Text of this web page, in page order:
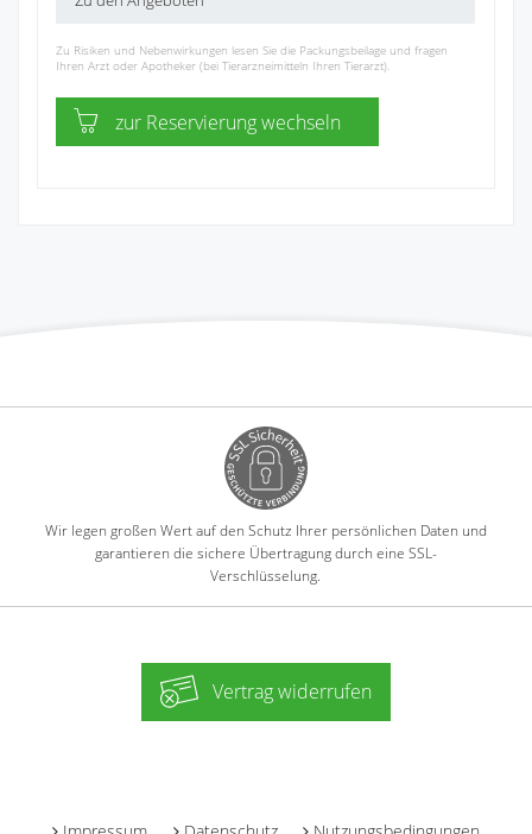
Zu Risiken und Nebenwirkungen lesen Sie die Packungsbeilage und fragen
Ihren Arzt oder Apotheker (bei Tierarzneimitteln Ihren Tierarzt).
zur Reservierung wechseln
Wir legen großen Wert auf den Schutz Ihrer persönlichen Daten und
garantieren die sichere Übertragung durch eine SSL-
Verschlüsselung.
Vertrag widerrufen